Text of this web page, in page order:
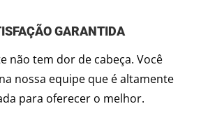
GARANTIDA
não tem dor de cabeça. Você
nossa equipe que é altamente
para oferecer o melhor.